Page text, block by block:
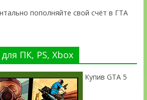
пополняйте свой счёт в ГТА
ПК, PS, Xbox
Купив GTA 5